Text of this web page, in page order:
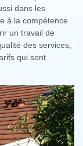
dans les
à la compétence
un travail de
des services,
qui sont